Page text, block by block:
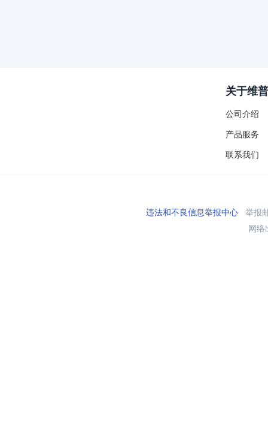
关于维普
公司介绍
产品服务
联系我们
违法和不良信息举报中心举报
网